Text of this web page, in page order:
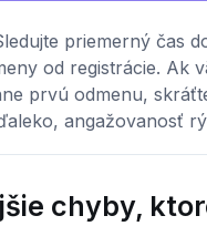
priemerný čas
od registrácie. Ak
prvú odmenu,
angažovanosť
chyby,